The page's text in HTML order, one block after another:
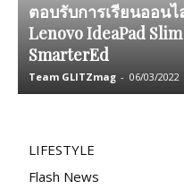
ตอบรับการเรียน​ออนไ
Lenovo IdeaPad
SmarterEd
Team GLITZmag - 06/03/2022
LIFESTYLE
Flash News